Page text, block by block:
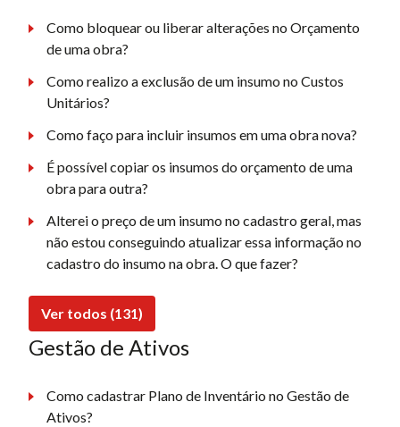
Como bloquear ou liberar alterações no Orçamento
de uma obra?
Como realizo a exclusão de um insumo no Custos
Unitários?
Como faço para incluir insumos em uma obra nova?
É possível copiar os insumos do orçamento de uma
obra para outra?
Alterei o preço de um insumo no cadastro geral, mas
não estou conseguindo atualizar essa informação no
cadastro do insumo na obra. O que fazer?
Ver todos (131)
Gestão de Ativos
Como cadastrar Plano de Inventário no Gestão de
Ativos?